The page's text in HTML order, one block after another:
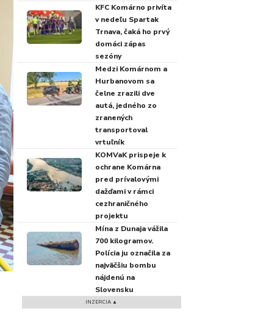
KFC Komárno privíta
v nedeľu Spartak
Trnava, čaká ho prvý
domáci zápas
sezóny
Medzi Komárnom a
Hurbanovom sa
čelne zrazili dve
autá, jedného zo
zranených
transportoval
vrtuľník
KOMVaK prispeje k
ochrane Komárna
pred prívalovými
dažďami v rámci
cezhraničného
projektu
Mína z Dunaja vážila
700 kilogramov.
Polícia ju označila za
najväčšiu bombu
nájdenú na
Slovensku
INZERCIA ▲